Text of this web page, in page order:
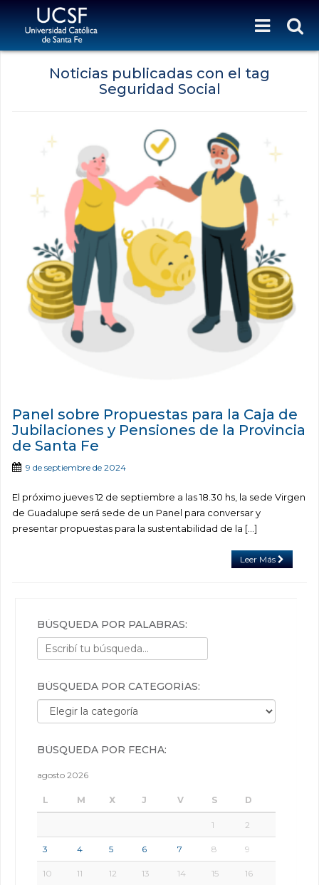
Noticias publicadas con el tag
Seguridad Social
Panel sobre Propuestas para la Caja de
Jubilaciones y Pensiones de la Provincia
de Santa Fe
9 de septiembre de 2024
El próximo jueves 12 de septiembre a las 18.30 hs, la sede Virgen
de Guadalupe será sede de un Panel para conversar y
presentar propuestas para la sustentabilidad de la […]
Leer Más
BÚSQUEDA POR PALABRAS:
BÚSQUEDA POR CATEGORÍAS:
Búsqueda por categorías:
BÚSQUEDA POR FECHA:
agosto 2026
L M X J V S D
1 2
3 4 5 6 7 8 9
10 11 12 13 14 15 16